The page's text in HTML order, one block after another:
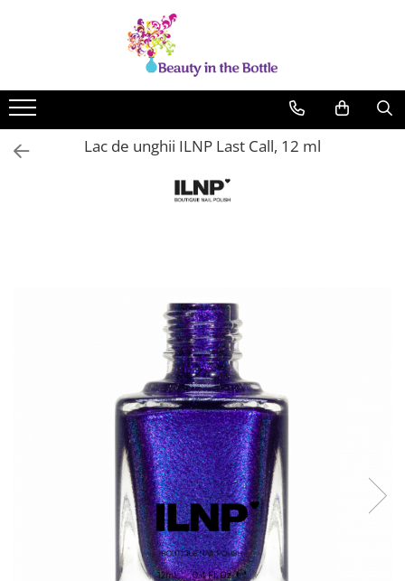
OPI
ILNP
Zoya
Base coat
Top Coat
Ingrijire
Lac de unghii ILNP Last Call, 12 ml